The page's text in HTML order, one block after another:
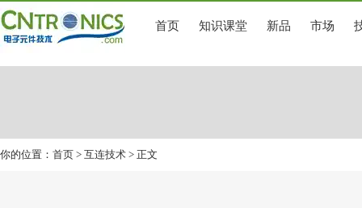
首页 知识课堂 新品 市场
你的位置： 首页 > 互连技术 > 正文